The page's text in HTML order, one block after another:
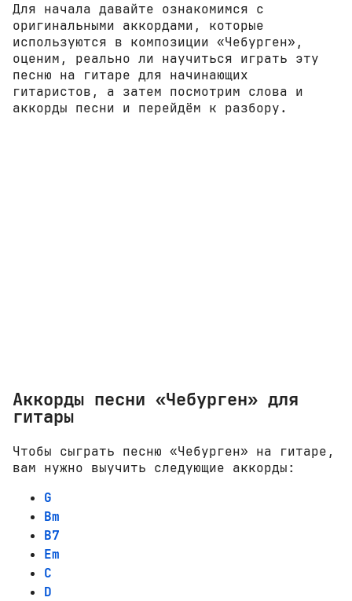
Для начала давайте ознакомимся с
оригинальными аккордами, которые
используются в композиции «Чебурген»,
оценим, реально ли научиться играть эту
песню на гитаре для начинающих
гитаристов, а затем посмотрим слова и
аккорды песни и перейдём к разбору.
Аккорды песни «Чебурген» для
гитары
Чтобы сыграть песню «Чебурген» на гитаре,
вам нужно выучить следующие аккорды:
G
Bm
B7
Em
C
D